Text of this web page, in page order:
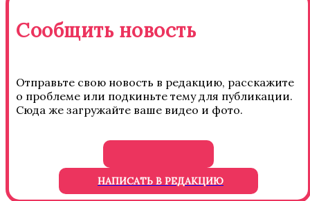
Сообщить новость
Отправьте свою новость в редакцию, расскажите
о проблеме или подкиньте тему для публикации.
Сюда же загружайте ваше видео и фото.
НАПИСАТЬ В РЕДАКЦИЮ